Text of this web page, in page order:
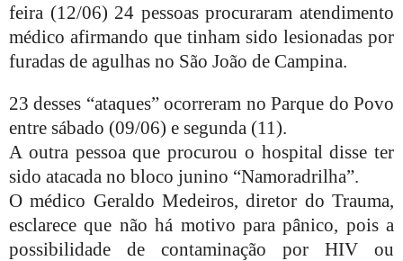
feira (12/06) 24 pessoas procuraram atendimento
médico afirmando que tinham sido lesionadas por
furadas de agulhas no São João de Campina.
23 desses “ataques” ocorreram no Parque do Povo
entre sábado (09/06) e segunda (11).
A outra pessoa que procurou o hospital disse ter
sido atacada no bloco junino “Namoradrilha”.
O médico Geraldo Medeiros, diretor do Trauma,
esclarece que não há motivo para pânico, pois a
possibilidade de contaminação por HIV ou